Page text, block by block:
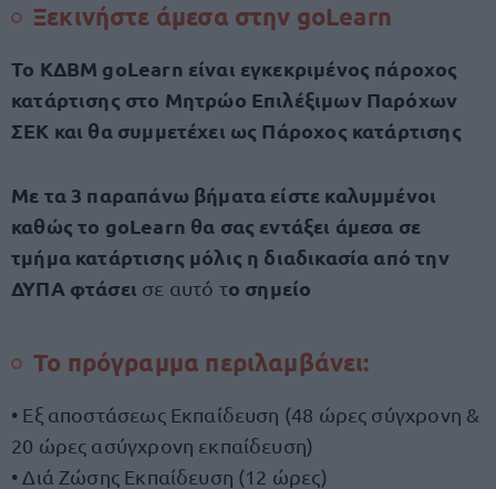
Ξεκινήστε άμεσα στην goLearn
Το ΚΔΒΜ goLearn είναι εγκεκριμένος πάροχος
κατάρτισης στο Μητρώο Επιλέξιμων Παρόχων
ΣΕΚ και θα συμμετέχει ως Πάροχος κατάρτισης
Με τα 3 παραπάνω βήματα είστε καλυμμένοι
καθώς το goLearn θα σας εντάξει άμεσα σε
τμήμα κατάρτισης μόλις η διαδικασία από την
ΔΥΠΑ φτάσει σε αυτό το σημείο
To πρόγραμμα περιλαμβάνει:
• Εξ αποστάσεως Εκπαίδευση (48 ώρες σύγχρονη &
20 ώρες ασύγχρονη εκπαίδευση)
• Διά Ζώσης Εκπαίδευση (12 ώρες)